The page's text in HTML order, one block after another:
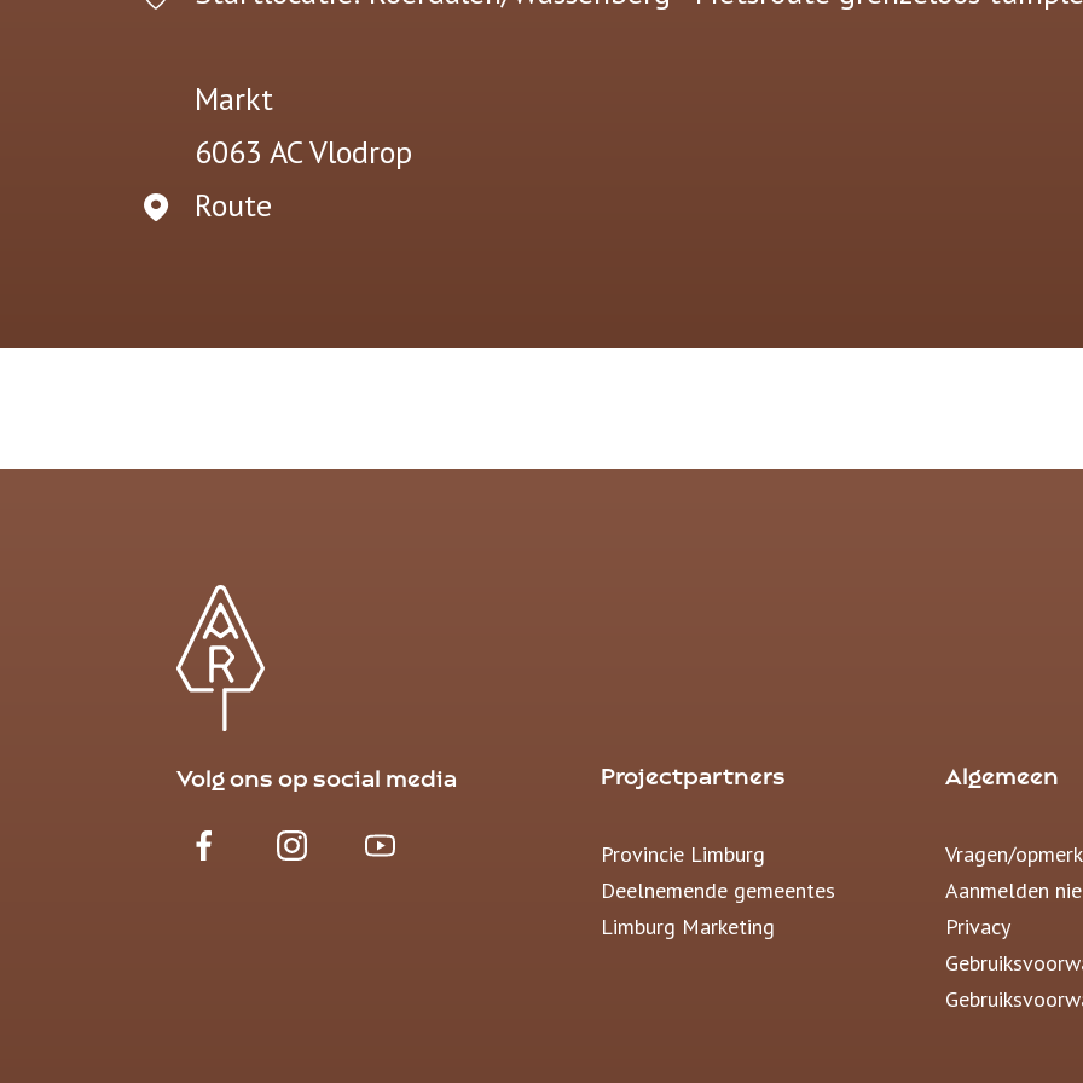
Markt
6063 ACVlodrop
Route
Volg ons op social media Projectpartners
Provincie Limburg
Deelnemende gemeentes
Limburg Marketing
Algemeen
Vragen/
Aanmelden
Privacy